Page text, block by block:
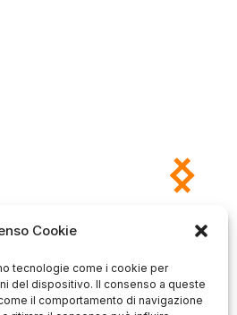
Cookie
tecnologie come i cookie per
del dispositivo. Il consenso a queste
il comportamento di navigazione
Marco
verificato
Ottimo approccio al cliente.